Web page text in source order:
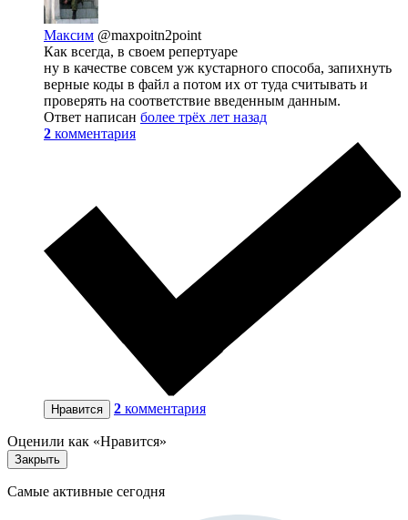
Максим @maxpoitn2point
Как всегда, в своем репертуаре
ну в качестве совсем уж кустарного способа, запихнуть
верные коды в файл а потом их от туда считывать и
проверять на соответствие введенным данным.
Ответ написан более трёх лет назад
2 комментария
Нравится 2 комментария
Оценили как «Нравится»
Закрыть
Самые активные сегодня